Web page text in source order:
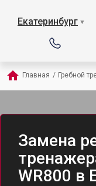
Екатеринбург ▼
Главная / Гребной
Замена
WR800 в